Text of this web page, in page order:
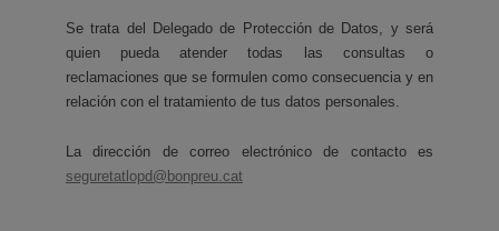
Se trata del Delegado de Protección de Datos, y será
quien pueda atender todas las consultas o
reclamaciones que se formulen como consecuencia y en
relación con el tratamiento de tus datos personales.
La dirección de correo electrónico de contacto es
seguretatlopd@bonpreu.cat